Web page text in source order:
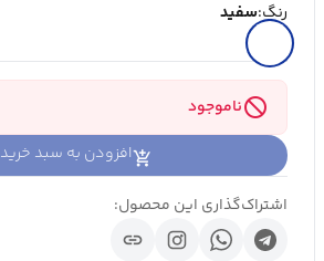
رنگ:سفید
blockناموجود
افزودن به سبد خرید
اشتراک‌گذاری این محصول:
link